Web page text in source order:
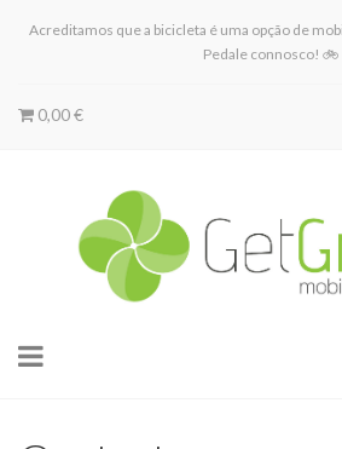
Acreditamos que a bicicleta é uma opção de
Pedale connosco! 🚲
0,00 €
Toggle